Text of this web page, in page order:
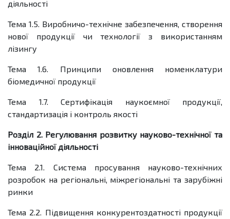
діяльності
Тема 1.5. Виробничо-технічне забезпечення, створення
нової продукції чи технології з використанням
лізингу
Тема 1.6. Принципи оновлення номенклатури
біомедичної продукції
Тема 1.7. Сертифікація наукоємної продукції,
стандартизація і контроль якості
Розділ 2. Регулювання розвитку науково-технічної та
інноваційної діяльності
Тема 2.1. Система просування науково-технічних
розробок на регіональні, міжрегіональні та зарубіжні
ринки
Тема 2.2. Підвищення конкурентоздатності продукції